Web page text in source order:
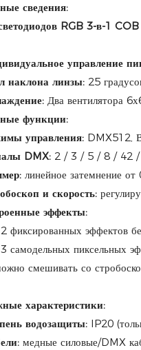
сведения:
RGB 3-в-1
управление
наклона линзы: 25
Два вентилятора
функции:
управления: DMX512,
DMX: 2 / 3 / 5 / 8 / 42 /
линейное затемнение
и скорость:
эффекты:
фиксированных эффектов
самодельных пиксельных
смешивать со
характеристики:
водозащиты: IP20
медные силовые/DMX